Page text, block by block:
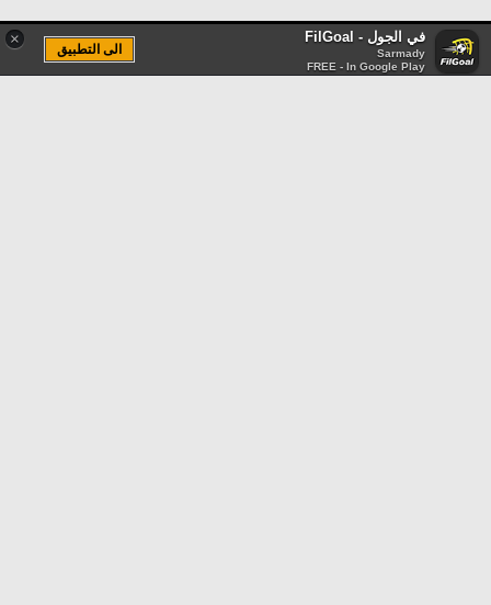
× في الجول - FilGoal
Sarmady
FREE - In Google Play
الى التطبيق